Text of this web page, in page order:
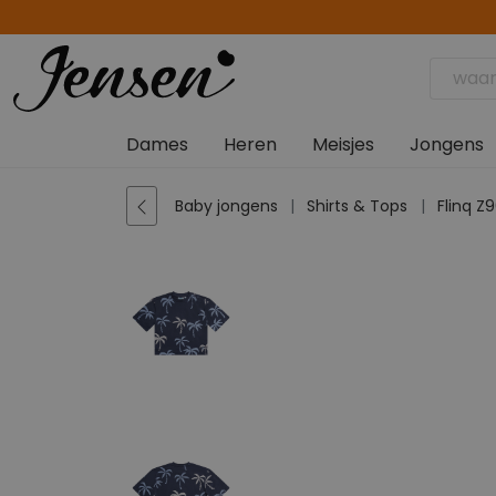
Dames Heren Meisjes Jongens
Baby jongens Shirts & Tops Flinq